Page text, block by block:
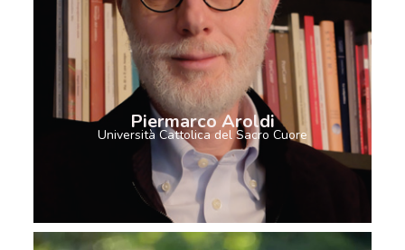
Piermarco Aroldi
Università Cattolica del Sacro Cuore